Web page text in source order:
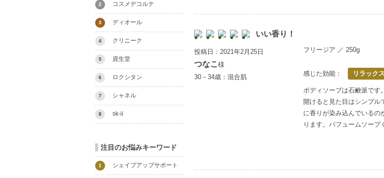
いい香り！
投稿日：2021年2月25日
つなこ 様
30－34歳：混合肌
フリージア ／ 250g
感じた効能： リラックス
ボディソープは石鹸派です
開けると見た目はシンプル
に香りが染み込んでいるの
ります。パフュームソープ
2 コスメデコルテ
3 ディオール
4 クリニーク
5 資生堂
6 ロクシタン
7 シャネル
8 sk-ii
注目のお悩みキーワード
1 シェイプアップサポート